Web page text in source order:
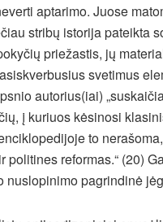
aptarimo. Juose
stribų istorija pateikta
priežastis, jų
svetimus
autorius(iai)
į kuriuos kėsinosi
to
reformas.“ (20)
pagrindinė